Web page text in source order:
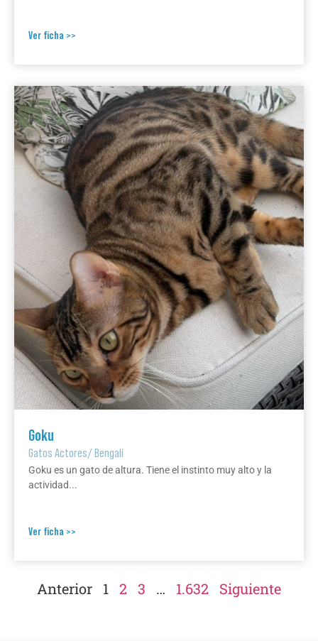
Ver ficha >>
Goku
Gatos Actores/Bengalí
Goku es un gato de altura. Tiene el instinto muy alto y la
actividad...
Ver ficha >>
Anterior 1 2 3 … 1.632 Siguiente